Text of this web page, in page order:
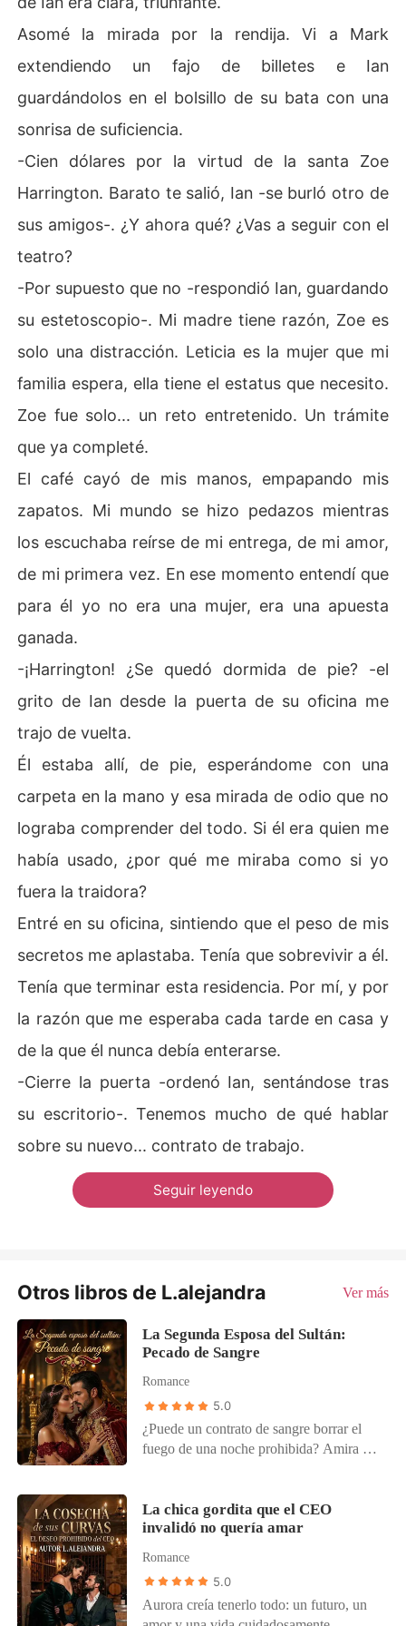
Asomé la mirada por la rendija. Vi a Mark
extendiendo un fajo de billetes e Ian
guardándolos en el bolsillo de su bata con una
sonrisa de suficiencia.
-Cien dólares por la virtud de la santa Zoe
Harrington. Barato te salió, Ian -se burló otro de
sus amigos-. ¿Y ahora qué? ¿Vas a seguir con el
teatro?
-Por supuesto que no -respondió Ian, guardando
su estetoscopio-. Mi madre tiene razón, Zoe es
solo una distracción. Leticia es la mujer que mi
familia espera, ella tiene el estatus que necesito.
Zoe fue solo... un reto entretenido. Un trámite
que ya completé.
El café cayó de mis manos, empapando mis
zapatos. Mi mundo se hizo pedazos mientras
los escuchaba reírse de mi entrega, de mi amor,
de mi primera vez. En ese momento entendí que
para él yo no era una mujer, era una apuesta
ganada.
-¡Harrington! ¿Se quedó dormida de pie? -el
grito de Ian desde la puerta de su oficina me
trajo de vuelta.
Él estaba allí, de pie, esperándome con una
carpeta en la mano y esa mirada de odio que no
lograba comprender del todo. Si él era quien me
había usado, ¿por qué me miraba como si yo
fuera la traidora?
Entré en su oficina, sintiendo que el peso de mis
secretos me aplastaba. Tenía que sobrevivir a él.
Tenía que terminar esta residencia. Por mí, y por
la razón que me esperaba cada tarde en casa y
de la que él nunca debía enterarse.
-Cierre la puerta -ordenó Ian, sentándose tras
su escritorio-. Tenemos mucho de qué hablar
sobre su nuevo... contrato de trabajo.
Seguir leyendo
Otros libros de L.alejandra Ver más
La Segunda Esposa del Sultán:
Pecado de Sangre
Romance
5.0
¿Puede un contrato de sangre borrar el
fuego de una noche prohibida? Amira es
la entrega a la poderosa dinastía Al-
Fayed. Obligada a cumplir un pacto
por una última vez en las calles de Nueva
York. Esa noche, entre copas y
La chica gordita que el CEO
invalidó no quería amar
Romance
5.0
Aurora creía tenerlo todo: un futuro, un